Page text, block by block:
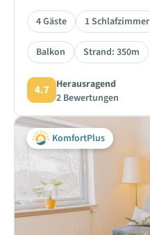
4 Gäste 1 Schlafzimmer
Balkon Strand: 350m
4.7 Herausragend
2 Bewertungen
KomfortPlus